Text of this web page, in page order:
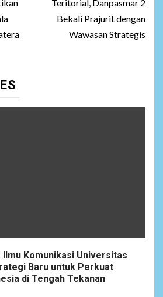
Teritorial, Danpasmar 2
Bekali Prajurit dengan
Wawasan Strategis
Komunikasi Universitas
Baru untuk Perkuat
di Tengah Tekanan